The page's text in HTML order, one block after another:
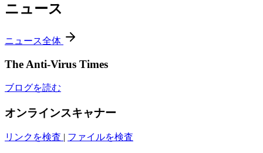
ニュース
ニュース全体
The Anti-Virus Times
ブログを読む
オンラインスキャナー
リンクを検査 | ファイルを検査